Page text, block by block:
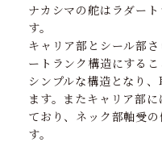
ナカシマの舵はラダー
す。
キャリア部とシール部
ートランク構造にする
シンプルな構造となり
ます。またキャリア部
ており、ネック部軸受
す。